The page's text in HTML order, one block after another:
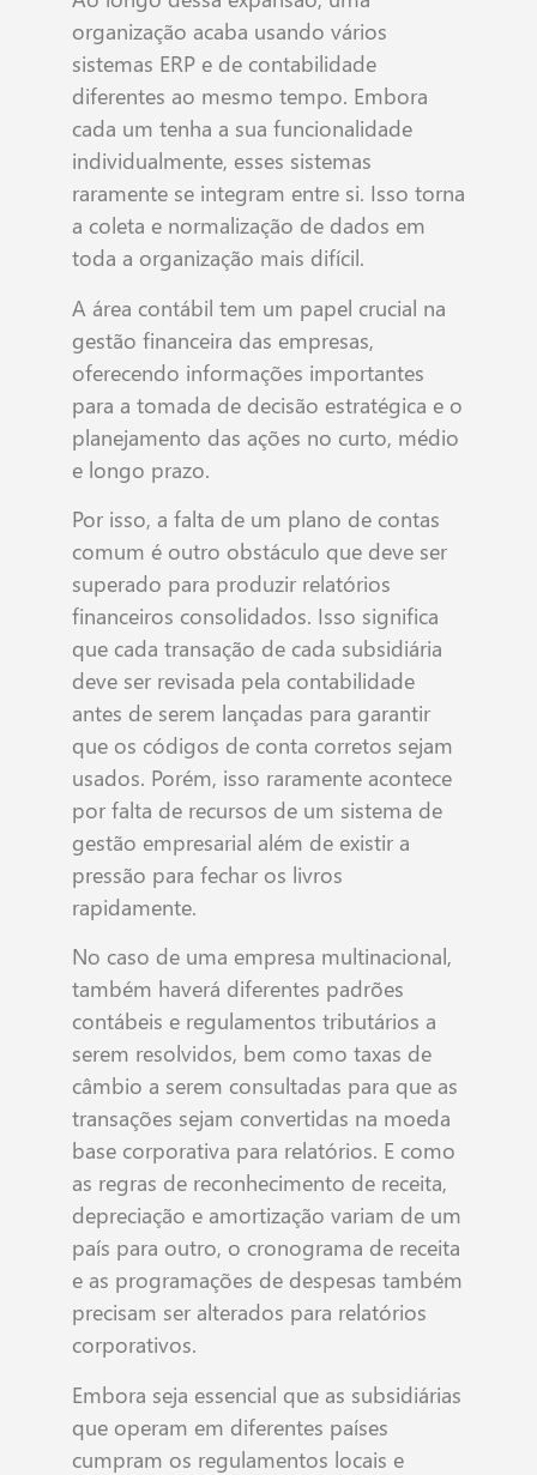
organização acaba usando vários
sistemas ERP e de contabilidade
diferentes ao mesmo tempo. Embora
cada um tenha a sua funcionalidade
individualmente, esses sistemas
raramente se integram entre si. Isso torna
a coleta e normalização de dados em
toda a organização mais difícil.
A área contábil tem um papel crucial na
gestão financeira das empresas,
oferecendo informações importantes
para a tomada de decisão estratégica e o
planejamento das ações no curto, médio
e longo prazo.
Por isso, a falta de um plano de contas
comum é outro obstáculo que deve ser
superado para produzir relatórios
financeiros consolidados. Isso significa
que cada transação de cada subsidiária
deve ser revisada pela contabilidade
antes de serem lançadas para garantir
que os códigos de conta corretos sejam
usados. Porém, isso raramente acontece
por falta de recursos de um sistema de
gestão empresarial além de existir a
pressão para fechar os livros
rapidamente.
No caso de uma empresa multinacional,
também haverá diferentes padrões
contábeis e regulamentos tributários a
serem resolvidos, bem como taxas de
câmbio a serem consultadas para que as
transações sejam convertidas na moeda
base corporativa para relatórios. E como
as regras de reconhecimento de receita,
depreciação e amortização variam de um
país para outro, o cronograma de receita
e as programações de despesas também
precisam ser alterados para relatórios
corporativos.
Embora seja essencial que as subsidiárias
que operam em diferentes países
cumpram os regulamentos locais e